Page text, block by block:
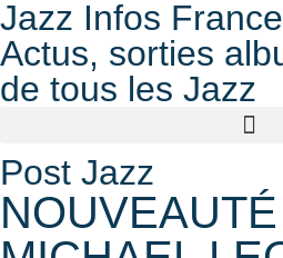
Jazz Infos France
Actus, sorties
de tous les Jazz
Post Jazz